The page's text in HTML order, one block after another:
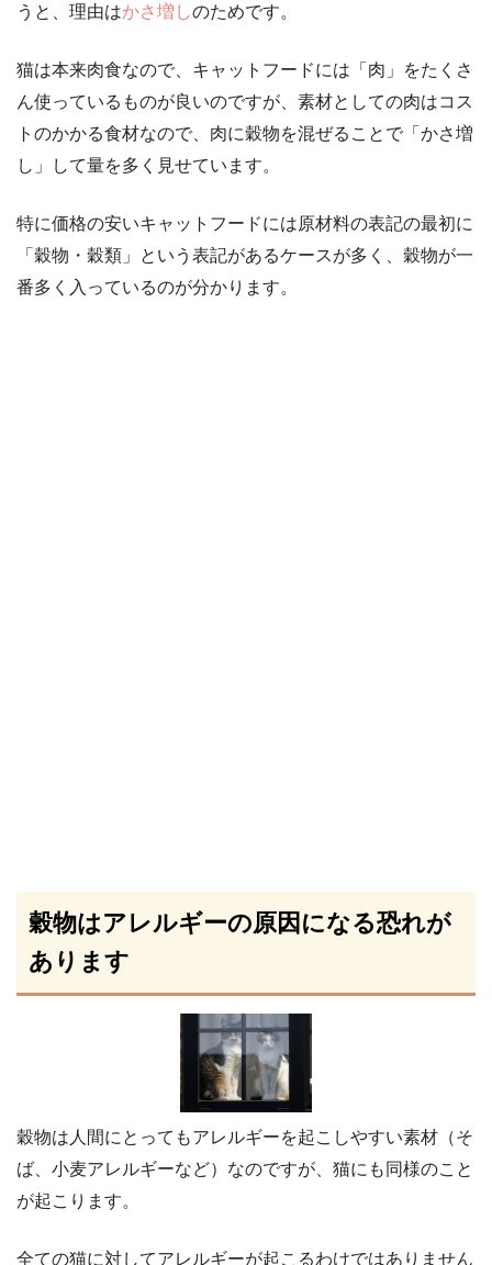
うと、理由はかさ増しのためです。
猫は本来肉食なので、キャットフードには「肉」をたくさ
ん使っているものが良いのですが、素材としての肉はコス
トのかかる食材なので、肉に穀物を混ぜることで「かさ増
し」して量を多く見せています。
特に価格の安いキャットフードには原材料の表記の最初に
「穀物・穀類」という表記があるケースが多く、穀物が一
番多く入っているのが分かります。
穀物はアレルギーの原因になる恐れが
あります
穀物は人間にとってもアレルギーを起こしやすい素材（そ
ば、小麦アレルギーなど）なのですが、猫にも同様のこと
が起こります。
全ての猫に対してアレルギーが起こるわけではありません